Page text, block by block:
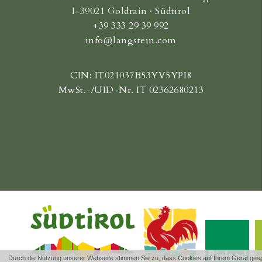
tätigen. (Seit dem 1. Januar
mit Bargeld zu bezahlen.)
Buchung:
Bitte beachten Sie: Die
der Zusendung der
Stornobedingungen /
Wir freuen uns auf Ihr
vor Anreise berechnen wir 3
70% des Buchungspreises.
Stornoschutz an. Alles über
I-39021 Goldrain · Südtirol
+39 333 29 39 992
info@langstein.com
CIN: IT021037B53YV5YPI8
MwSt.-/UID-Nr. IT 02362680213
Durch die Nutzung unserer Webseite stimmen Sie zu, dass Cookies auf Ihrem Gerät